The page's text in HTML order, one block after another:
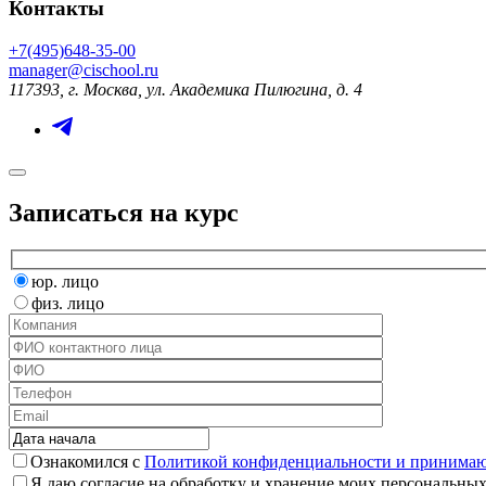
Контакты
+7(495)648-35-00
manager@cischool.ru
117393, г. Москва, ул. Академика Пилюгина, д. 4
Записаться на курс
юр. лицо
физ. лицо
Ознакомился с Политикой конфиденциальности и